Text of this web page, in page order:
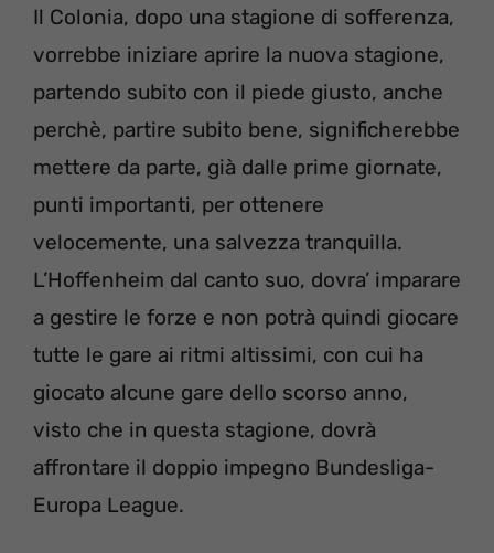
Il Colonia, dopo una stagione di sofferenza,
vorrebbe iniziare aprire la nuova stagione,
partendo subito con il piede giusto, anche
perchè, partire subito bene, significherebbe
mettere da parte, già dalle prime giornate,
punti importanti, per ottenere
velocemente, una salvezza tranquilla.
L’Hoffenheim dal canto suo, dovra’ imparare
a gestire le forze e non potrà quindi giocare
tutte le gare ai ritmi altissimi, con cui ha
giocato alcune gare dello scorso anno,
visto che in questa stagione, dovrà
affrontare il doppio impegno Bundesliga-
Europa League.